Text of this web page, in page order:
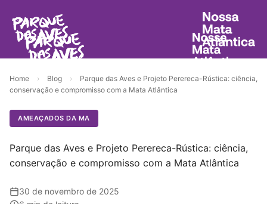
Home › Blog ›
Parque das Aves e Projeto Perereca-Rústica: ciência,
conservação e compromisso com a Mata Atlântica
AMEAÇADOS DA MA
Parque das Aves e Projeto Perereca-Rústica: ciência,
conservação e compromisso com a Mata Atlântica
30 de novembro de 2025